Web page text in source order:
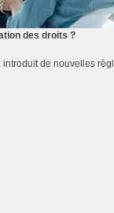
des droits ?
de nouvelles